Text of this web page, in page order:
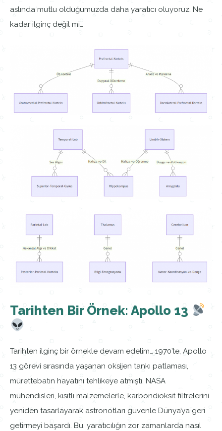
aslında mutlu olduğumuzda daha yaratıcı oluyoruz. Ne
kadar ilginç değil mi…
Tarihten Bir Örnek: Apollo 13
Tarihten ilginç bir örnekle devam edelim… 1970’te, Apollo
13 görevi sırasında yaşanan oksijen tankı patlaması,
mürettebatın hayatını tehlikeye atmıştı. NASA
mühendisleri, kısıtlı malzemelerle, karbondioksit filtrelerini
yeniden tasarlayarak astronotları güvenle Dünya’ya geri
getirmeyi başardı. Bu, yaratıcılığın zor zamanlarda nasıl